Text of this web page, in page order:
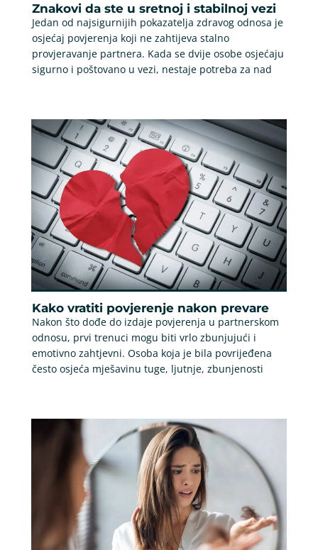
Znakovi da ste u sretnoj i stabilnoj vezi
Jedan od najsigurnijih pokazatelja zdravog odnosa je
osjećaj povjerenja koji ne zahtijeva stalno
provjeravanje partnera. Kada se dvije osobe osjećaju
sigurno i poštovano u vezi, nestaje potreba za nad
Kako vratiti povjerenje nakon prevare
Nakon što dođe do izdaje povjerenja u partnerskom
odnosu, prvi trenuci mogu biti vrlo zbunjujući i
emotivno zahtjevni. Osoba koja je bila povrijeđena
često osjeća mješavinu tuge, ljutnje, zbunjenosti